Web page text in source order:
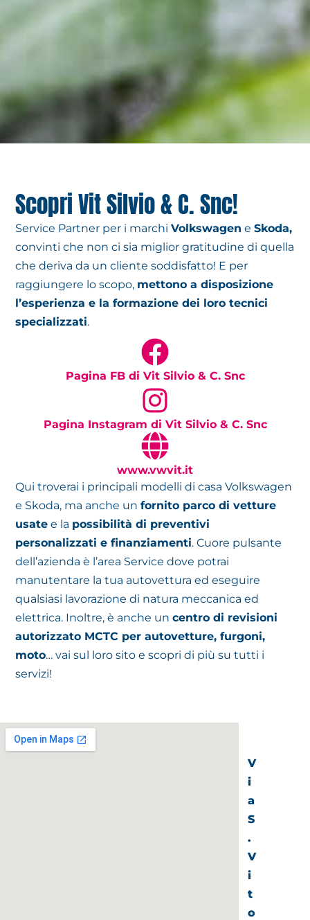
Scopri Vit Silvio & C. Snc!
Service Partner per i marchiVolkswagen eSkoda,
convinti che non ci sia miglior gratitudine di quella
che deriva da un cliente soddisfatto! E per
raggiungere lo scopo, mettono a disposizione
l’esperienza e la formazione dei loro tecnici
specializzati.
Pagina FB di Vit Silvio & C. Snc
Pagina Instagram di Vit Silvio & C. Snc
www.vwvit.it
Qui troverai i principali modelli di casa Volkswagen
e Skoda, ma anche unfornito parco di vetture
usate e la possibilità di preventivi
personalizzati e finanziamenti. Cuore pulsante
dell’azienda è l’area Service dove potrai
manutentare la tua autovettura ed eseguire
qualsiasi lavorazione di natura meccanica ed
elettrica. Inoltre, è anche uncentro di revisioni
autorizzato MCTC per autovetture, furgoni,
moto… vai sul loro sito e scopri di più su tutti i
servizi!
V
i
a
S
.
V
i
t
o